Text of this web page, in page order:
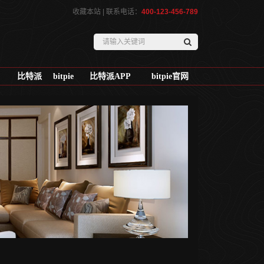
收藏本站 | 联系电话： 400-123-456-789
比特派 bitpie 比特派APP bitpie官网